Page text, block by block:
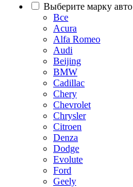
Выберите марку авто
Все
Acura
Alfa Romeo
Audi
Beijing
BMW
Cadillac
Chery
Chevrolet
Chrysler
Citroen
Denza
Dodge
Evolute
Ford
Geely